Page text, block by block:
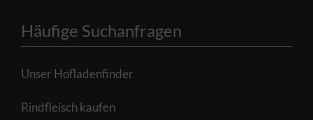
Häufige Suchanfragen
Unser Hofladenfinder
Rindfleisch kaufen